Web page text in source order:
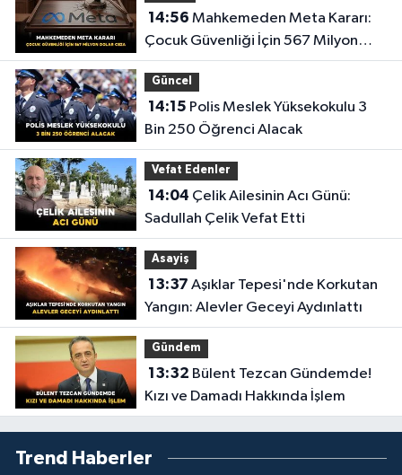
14:56
Çocuk Güvenliği İçin 567 Milyon
Dolar Ceza
Güncel
14:15
Bin 250 Öğrenci Alacak
Vefat Edenler
14:04
Sadullah Çelik Vefat Etti
Asayiş
13:37
Yangın: Alevler Geceyi Aydınlattı
Gündem
13:32
Kızı ve Damadı Hakkında İşlem
Trend Haberler